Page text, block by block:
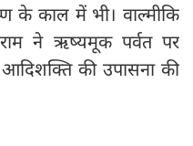
के काल में भी। वाल्मीकि
ने ऋष्यमूक पर्वत पर
की उपासना की